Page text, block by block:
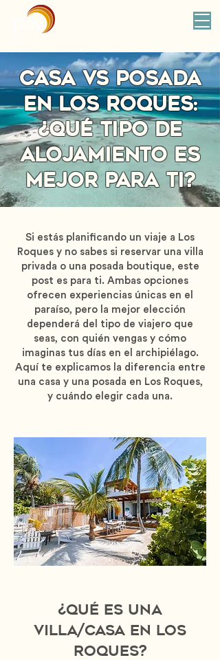
Casa vs Posada
en Los Roques:
¿Qué tipo de
alojamiento es
mejor para ti?
Si estás planificando un viaje a Los
Roques y no sabes si reservar una villa
privada o una posada boutique, este
post es para ti. Ambas opciones
ofrecen experiencias únicas en el
paraíso, pero la mejor elección
dependerá del tipo de viajero que
seas, con quién vengas y cómo
imaginas tus días en el archipiélago.
Aquí te explicamos la diferencia entre
una casa y una posada en Los Roques,
y cuándo elegir cada una.
¿Qué es una
Villa/Casa en Los
Roques?